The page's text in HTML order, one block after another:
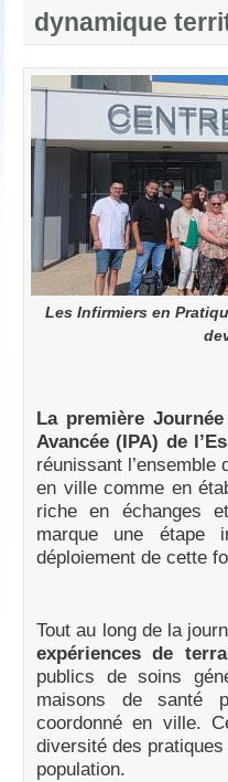
dynamique
Les Infirmiers en
La première
Avancée (IPA) de
réunissant
en ville comme en
riche en échanges
marque une étape
déploiement de cette
Tout au long de la
expériences de
publics de soins
maisons de santé
coordonné en ville.
diversité des
population.